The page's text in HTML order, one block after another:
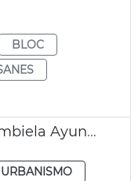
BLOC
Firma convenio PAI Gil Sumbiela Ayuntamiento València
URBANISMO